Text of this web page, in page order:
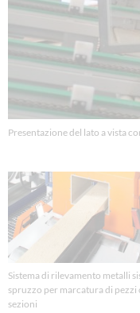
Presentazione del lato a vista
Sistema di rilevamento metalli
spruzzo per marcatura di pezzi
sezioni